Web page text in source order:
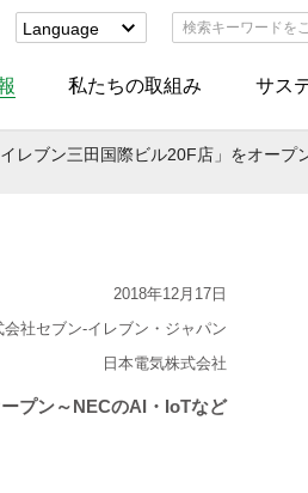
Language
(Corporate)
中文[繁體字]
私たちの取組み サス
レブン三田国際ビル20F店」をオープ
2018年12月17日
会社セブン‐イレブン・ジャパン
日本電気株式会社
プン～NECのAI・IoTなど